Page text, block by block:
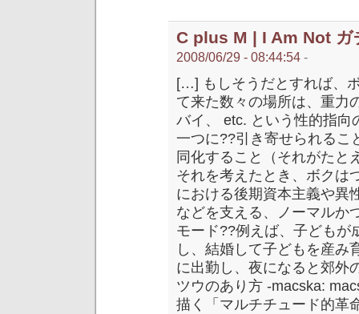
C plus M | I Am Not
2008/06/29 - 08:44:54 -
[…] もしそうだとすれば、
て来た数々の場所は、重力
バイ、 etc. という性的指向
一つに??引き寄せられるこ
同化すること（それがたと
それを考えたとき、ボクは
における後期資本主義や異
などを支える、ノーマルか
モード??例えば、子どもが
し、結婚して子どもを産み
に出勤し、夜になると郊外
ツウのあり方 -macska:
描く「マルチチュード的革